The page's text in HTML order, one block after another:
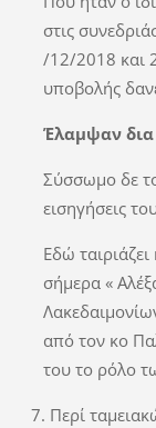
στις
/12/2018 και
υποβολής
Έλαμψαν δια
Σύσσωμο δε
εισηγήσεις
Εδώ
σήμερα «
από τον κο
του το ρόλο
Περί